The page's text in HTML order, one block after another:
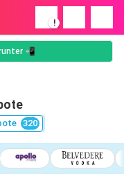
!
📲
320